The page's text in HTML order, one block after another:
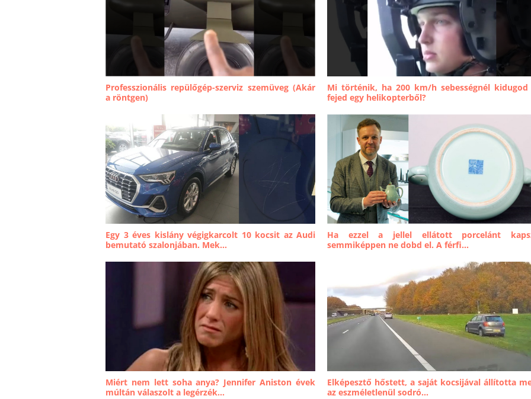
Professzionális repülőgép-szerviz szemüveg (Akár
a röntgen)
Mi történik, ha 200 km/h sebességnél kidugod
fejed egy helikopterből?
Egy 3 éves kislány végigkarcolt 10 kocsit az Audi
bemutató szalonjában. Mek...
Ha ezzel a jellel ellátott porcelánt
semmiképpen ne dobd el. A férfi...
Miért nem lett soha anya? Jennifer Aniston évek
múltán válaszolt a legérzék...
Elképesztő hőstett, a saját kocsijával állította
az eszméletlenül sodró...